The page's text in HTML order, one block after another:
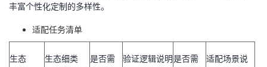
丰富个性化定制的多样性。
适配任务清单
生态 生态细类
是否需
验证逻辑说明是否需
适配场景说